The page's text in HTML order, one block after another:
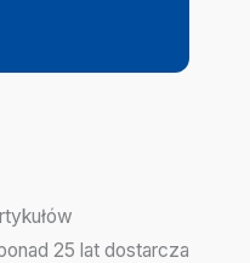
25 lat dostarcza